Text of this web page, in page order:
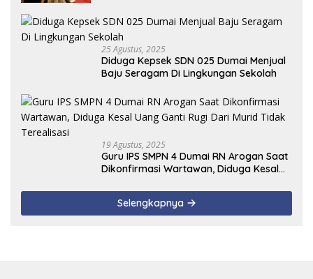
25 Agustus, 2025
Diduga Kepsek SDN 025 Dumai Menjual
Baju Seragam Di Lingkungan Sekolah
19 Agustus, 2025
Guru IPS SMPN 4 Dumai RN Arogan Saat
Dikonfirmasi Wartawan, Diduga Kesal
Terealisasi
Selengkapnya